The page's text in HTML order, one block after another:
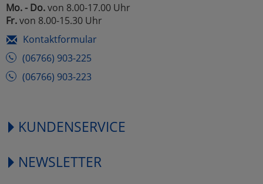
Mo. - Do.von 8.00-17.00 Uhr
Fr.von 8.00-15.30 Uhr
Kontaktformular
(06766) 903-225
(06766) 903-223
KUNDENSERVICE
NEWSLETTER